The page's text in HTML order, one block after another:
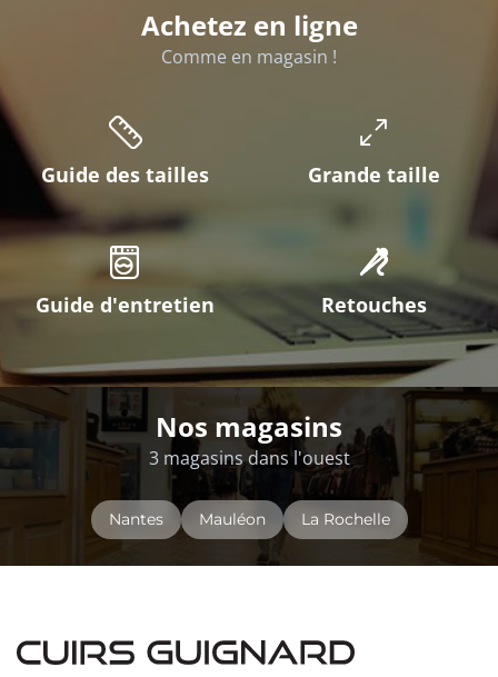
Achetez en ligne
Comme en magasin !
Guide des tailles Grande taille
Guide d'entretien Retouches
Nos magasins
3 magasins dans l'ouest
Nantes Mauléon La Rochelle